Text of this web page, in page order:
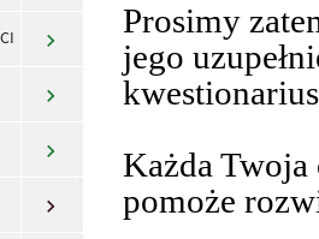
Prosimy
jego
Każda Twoja
pomoże